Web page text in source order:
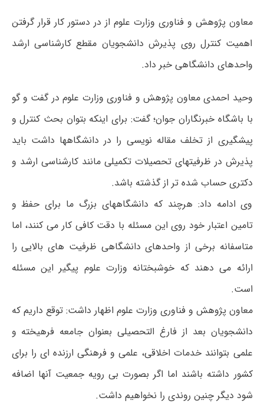
معاون پژوهش و فناوری وزارت علوم از در دستور کار قرار گرفتن
اهمیت کنترل روی پذیرش دانشجویان مقطع کارشناسی ارشد
واحدهای دانشگاهی خبر داد.
وحید احمدی معاون پژوهش و فناوری وزارت علوم در گفت و گو
با باشگاه خبرنگاران جوان؛ گفت: برای اینکه بتوان بحث کنترل و
پیشگیری از تخلف مقاله نویسی را در دانشگاهها داشت باید
پذیرش در ظرفیتهای تحصیلات تکمیلی مانند کارشناسی ارشد و
دکتری حساب شده تر از گذشته باشد.
وی ادامه داد: هرچند که دانشگاههای بزرگ ما برای حفظ و
تامین اعتبار خود روی این مسئله با دقت کافی کار می کنند، اما
متاسفانه برخی از واحدهای دانشگاهی ظرفیت های بالایی را
ارائه می دهند که خوشبختانه وزارت علوم پیگیر این مسئله
است.
معاون پژوهش و فناوری وزارت علوم اظهار داشت: توقع داریم که
دانشجویان بعد از فارغ التحصیلی بعنوان جامعه فرهیخته و
علمی بتوانند خدمات اخلاقی، علمی و فرهنگی ارزنده ای را برای
کشور داشته باشند اما اگر بصورت بی رویه جمعیت آنها اضافه
شود دیگر چنین روندی را نخواهیم داشت.